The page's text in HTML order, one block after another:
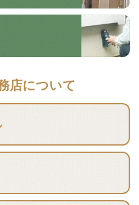
店について